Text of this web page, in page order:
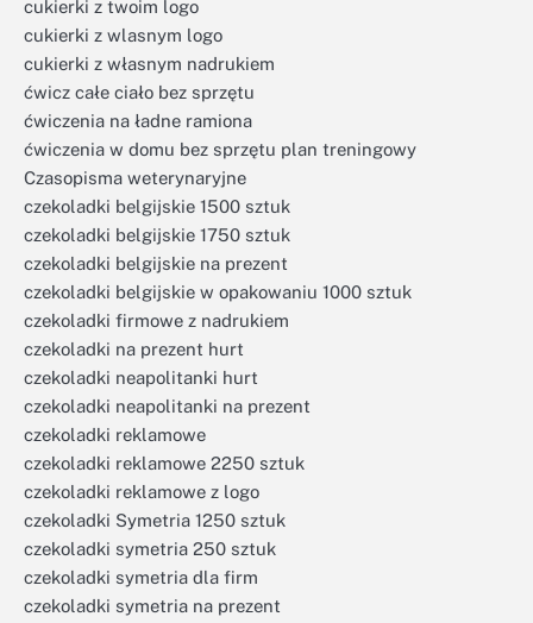
cukierki z twoim logo
cukierki z wlasnym logo
cukierki z własnym nadrukiem
ćwicz całe ciało bez sprzętu
ćwiczenia na ładne ramiona
ćwiczenia w domu bez sprzętu plan treningowy
Czasopisma weterynaryjne
czekoladki belgijskie 1500 sztuk
czekoladki belgijskie 1750 sztuk
czekoladki belgijskie na prezent
czekoladki belgijskie w opakowaniu 1000 sztuk
czekoladki firmowe z nadrukiem
czekoladki na prezent hurt
czekoladki neapolitanki hurt
czekoladki neapolitanki na prezent
czekoladki reklamowe
czekoladki reklamowe 2250 sztuk
czekoladki reklamowe z logo
czekoladki Symetria 1250 sztuk
czekoladki symetria 250 sztuk
czekoladki symetria dla firm
czekoladki symetria na prezent